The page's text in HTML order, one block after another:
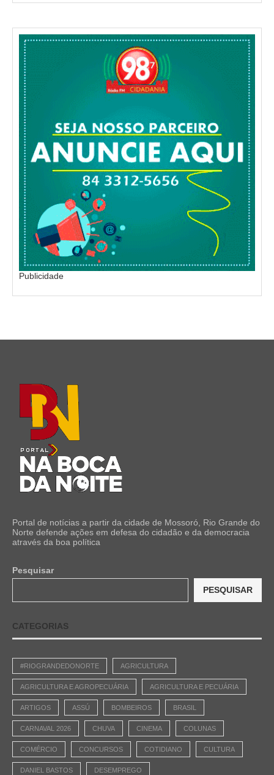
Publicidade
Portal de notícias a partir da cidade de Mossoró, Rio Grande do
Norte defende ações em defesa do cidadão e da democracia
através da boa política
Pesquisar
PESQUISAR
CATEGORIAS
#RIOGRANDEDONORTE AGRICULTURA
AGRICULTURA E AGROPECUÁRIA AGRICULTURA E PECUÁRIA
ARTIGOS ASSÚ BOMBEIROS BRASIL
CARNAVAL 2026 CHUVA CINEMA COLUNAS
COMÉRCIO CONCURSOS COTIDIANO CULTURA
DANIEL BASTOS DESEMPREGO